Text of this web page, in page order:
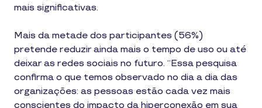
mais significativas.
Mais da metade dos participantes (56%)
pretende reduzir ainda mais o tempo de uso ou até
deixar as redes sociais no futuro. “Essa pesquisa
confirma o que temos observado no dia a dia das
organizações: as pessoas estão cada vez mais
conscientes do impacto da hiperconexão em sua